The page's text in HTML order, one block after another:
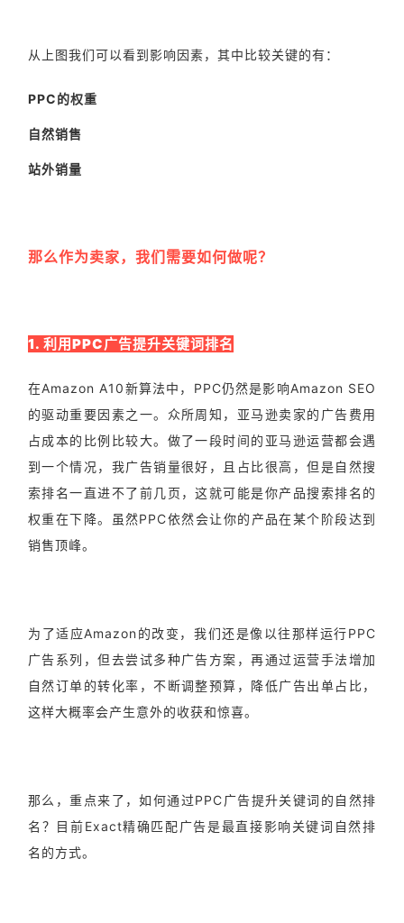
从上图我们可以看到影响因素，其中比较关键的有：
PPC的权重
自然销售
站外销量
那么作为卖家，我们需要如何做呢？
1. 利用PPC广告提升关键词排名
在Amazon A10新算法中，PPC仍然是影响Amazon SEO
的驱动重要因素之一。众所周知，亚马逊卖家的广告费用
占成本的比例比较大。做了一段时间的亚马逊运营都会遇
到一个情况，我广告销量很好，且占比很高，但是自然搜
索排名一直进不了前几页，这就可能是你产品搜索排名的
权重在下降。虽然PPC依然会让你的产品在某个阶段达到
销售顶峰。
为了适应Amazon的改变，我们还是像以往那样运行PPC
广告系列，但去尝试多种广告方案，再通过运营手法增加
自然订单的转化率，不断调整预算，降低广告出单占比，
这样大概率会产生意外的收获和惊喜。
那么，重点来了，如何通过PPC广告提升关键词的自然排
名？目前Exact精确匹配广告是最直接影响关键词自然排
名的方式。